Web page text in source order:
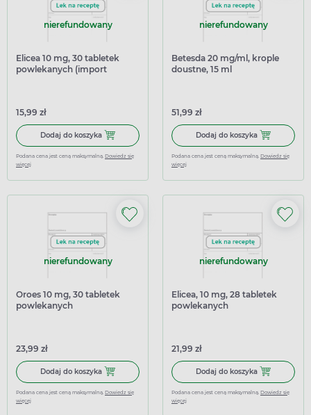
nierefundowany
Elicea 10 mg, 30 tabletek
powlekanych (import
15,99 zł
Dodaj do koszyka Dodaj do koszyka Elicea 10 mg, 30 tabletek
Podana cena jest ceną maksymalną. Dowiedz się
więcej
nierefundowany
Betesda 20 mg/ml, krople
doustne, 15 ml
51,99 zł
Dodaj do koszyka Dodaj do
Podana cena jest ceną maksymalną. Dowiedz się
więcej
nierefundowany
Oroes 10 mg, 30 tabletek
powlekanych
23,99 zł
Dodaj do koszyka Dodaj do koszyka Oroes 10 mg, 30 tabletek powlekanych
Podana cena jest ceną maksymalną. Dowiedz się
więcej
nierefundowany
Elicea, 10 mg, 28 tabletek
powlekanych
21,99 zł
Dodaj do koszyka Dodaj do
Podana cena jest ceną maksymalną. Dowiedz się
więcej